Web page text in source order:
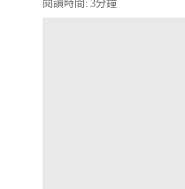
閱讀時間: 3分鐘